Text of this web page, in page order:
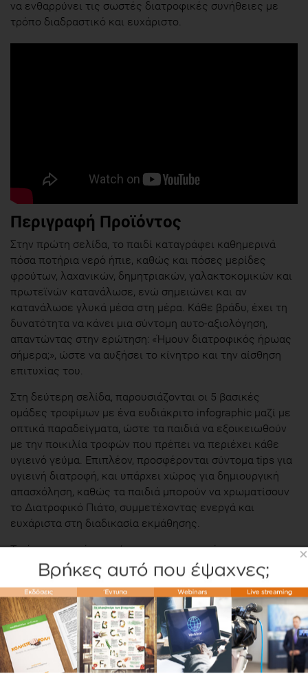
να ενθαρρύνει τις σωστές διατροφικές συνήθειες με
τρόπο διαδραστικό και ευχάριστο.
Περιγραφή Προϊόντος
Στην πρώτη σελίδα, το παιδί καταγράφει καθημερινά
πόσα ποτήρια νερό ήπιε, καθώς και πόσες μερίδες
φρούτων, λαχανικών, δημητριακών, γαλακτοκομικών και
πρωτεϊνών κατανάλωσε, ενώ σημειώνει και αν
κατανάλωσε γλυκά μέσα στη μέρα. Κάθε βράδυ, έχει τη
δυνατότητα να κάνει μια σύντομη αυτο-αξιολόγηση,
απαντώντας στην ερώτηση: «Ήμουν διατροφικός ήρωας
σήμερα;», ώστε να αυξήσει το κίνητρο και την αίσθηση
επιτυχίας του.
Στη δεύτερη σελίδα, παρουσιάζονται οι 5 βασικές
ομάδες τροφίμων με ένα ευδιάκριτο infographic μαζί με
οπτικά παραδείγματα, ώστε τα παιδιά να εξοικειωθούν
με την ποικιλία τροφών που πρέπει να περιέχει κάθε
υγιεινό γεύμα. Επιπλέον, προσφέρονται σύντομα tips για
υγιεινή διατροφή, και υπάρχει χώρος για δημιουργική
απασχόληση, καθώς τα παιδιά μπορούν να χρωματίσουν
το Διατροφικό Πιάτο, συμμετέχοντας ενεργά και
ευχάριστα στη διαδικασία εκμάθησης.
Το έντυπο αυτό ενισχύει την αυτοπαρατήρηση,
ενθαρρύνει τη σωστή επιλογή τροφίμων και δημιουργεί
υγιεινές συνήθειες με διασκεδαστικό και εκπαιδευτικό
τρόπο.
ΣΧΕΤΙΚΑ ΠΡΟΪΟΝΤΑ
×